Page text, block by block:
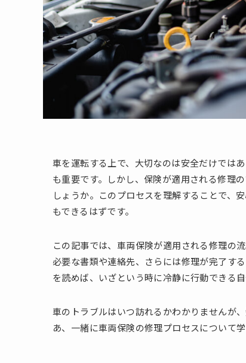
車を運転する上で、大切なのは安全だけでは
も重要です。しかし、保険が適用される修理
しょうか。このプロセスを理解することで、
もできるはずです。
この記事では、車両保険が適用される修理の
必要な書類や連絡先、さらには修理が完了す
を読めば、いざという時に冷静に行動できる自
車のトラブルはいつ訪れるかわかりませんが
あ、一緒に車両保険の修理プロセスについて